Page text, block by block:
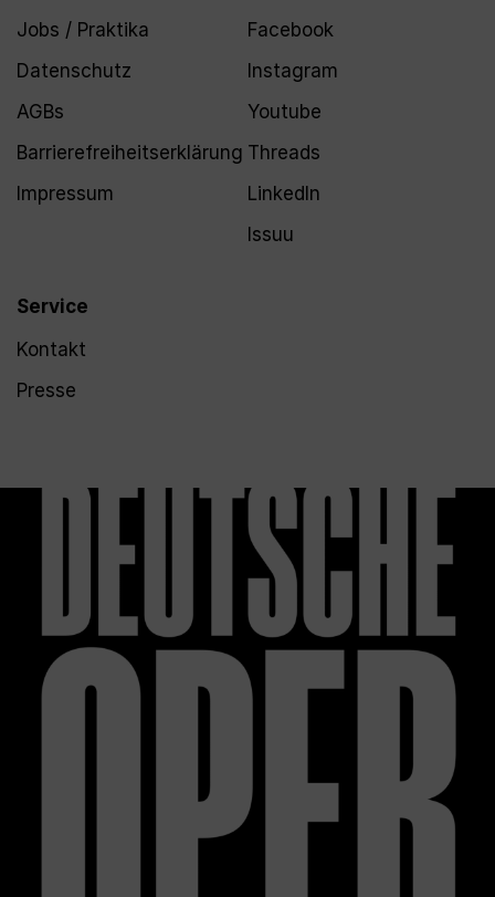
Jobs / Praktika
Datenschutz
AGBs
Barrierefreiheitserklärung
Impressum
Service
Kontakt
Presse
Facebook
Instagram
Youtube
Threads
LinkedIn
Issuu